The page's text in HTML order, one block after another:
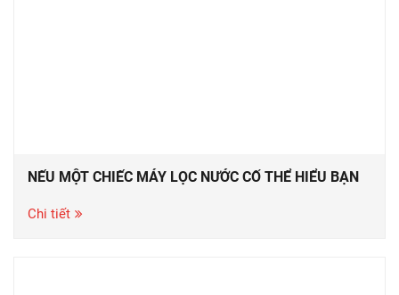
NẾU MỘT CHIẾC MÁY LỌC NƯỚC CỐ THỂ HIỂU BẠN
Chi tiết